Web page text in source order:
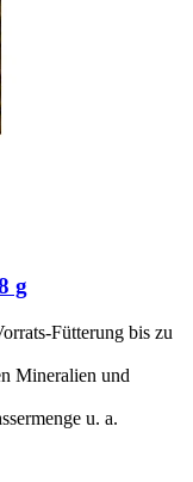
g
Fütterung bis zu
Mineralien und
u. a.